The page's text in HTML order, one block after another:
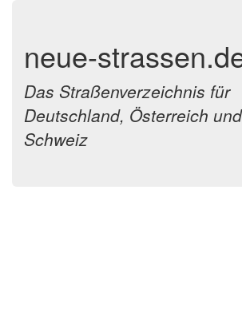
neue-
Das Straßenverzeichnis für
Deutschland, Österreich
Schweiz